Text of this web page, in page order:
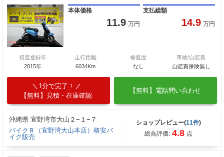
本体価格
11.9 万円
支払総額
14.9 万円
初度登録年
2015年
走行距離
6034Km
修復歴
なし
車検/自賠責
自賠責保険無し
1分で完了！
【無料】見積・在庫確認
【無料】電話問い合わせ
沖縄県 宜野湾市大山２−１−７
バイクＲ（宜野湾大山本店）格安バ
イク販売
ショップレビュー(11件)
総合評価: 4.8 点